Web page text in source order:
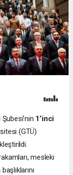
1’inci
(GTÜ)
mesleki